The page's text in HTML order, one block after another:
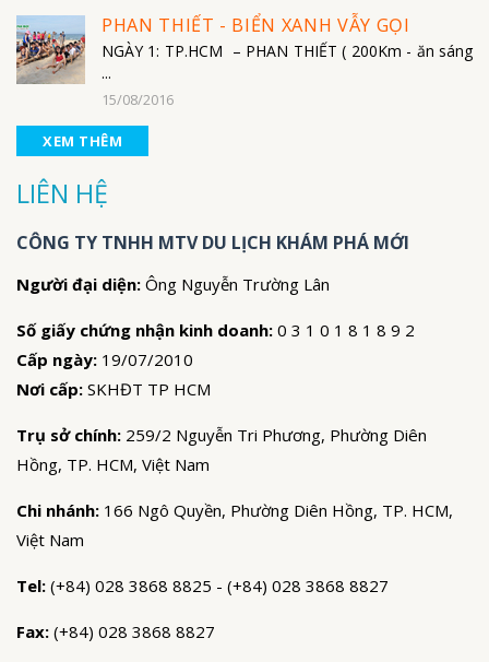
PHAN THIẾT - BIỂN XANH VẪY GỌI
NGÀY 1: TP.HCM – PHAN THIẾT ( 200Km - ăn sáng
...
15/08/2016
XEM THÊM
LIÊN HỆ
CÔNG TY TNHH MTV DU LỊCH KHÁM PHÁ MỚI
Người đại diện: Ông Nguyễn Trường Lân
Số giấy chứng nhận kinh doanh: 0 3 1 0 1 8 1 8 9 2
Cấp ngày: 19/07/2010
Nơi cấp: SKHĐT TP HCM
Trụ sở chính: 259/2 Nguyễn Tri Phương, Phường Diên
Hồng, TP. HCM, Việt Nam
Chi nhánh: 166 Ngô Quyền, Phường Diên Hồng, TP. HCM,
Việt Nam
Tel: (+84) 028 3868 8825 - (+84) 028 3868 8827
Fax: (+84) 028 3868 8827